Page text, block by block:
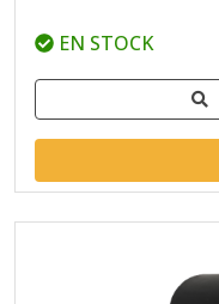
EN STOCK